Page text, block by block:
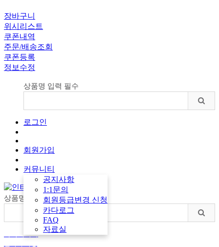
장바구니
위시리스트
쿠폰내역
주문/배송조회
쿠폰등록
정보수정
상품명 입력 필수
로그인
회원가입
커뮤니티
공지사항
1:1문의
회원등급변경 신청
카다로그
FAQ
자료실
상품명 입력 필수
마이페이지